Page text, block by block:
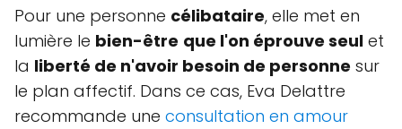
Pour une personne célibataire, elle met en
lumière le bien-être que l'on éprouve seul et
la liberté de n'avoir besoin de personne sur
le plan affectif. Dans ce cas, Eva Delattre
recommande une consultation en amour